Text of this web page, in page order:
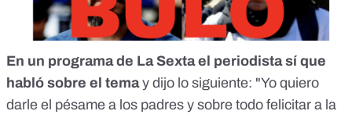
En un programa de La Sexta el periodista sí que
habló sobre el temay dijo lo siguiente: "Yo quiero
darle el pésame a los padres y sobre todo felicitar a la